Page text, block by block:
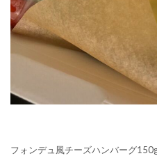
フォンデュ風チーズハンバーグ